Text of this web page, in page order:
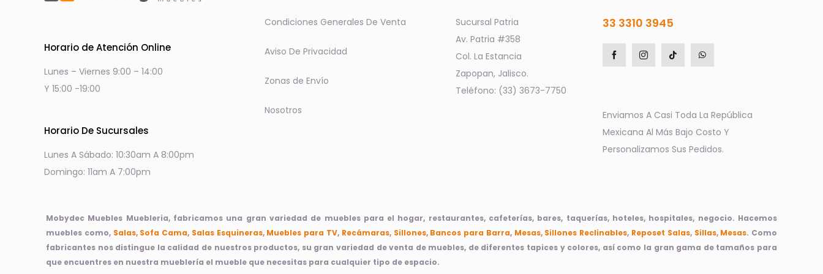
Horario de Atención Online
Lunes – Viernes 9:00 – 14:00
Y 15:00 -19:00
Horario De Sucursales
Lunes A Sábado: 10:30am A 8:00pm
Domingo: 11am A 7:00pm
Condiciones Generales De Venta
Aviso De Privacidad
Zonas de Envío
Nosotros
Sucursal Patria
Av. Patria #358
Col. La Estancia
Zapopan, Jalisco.
Teléfono: (33) 3673-7750
33 3310 3945
Enviamos A Casi Toda La República
Mexicana Al Más Bajo Costo Y
Personalizamos Sus Pedidos.
Mobydec Muebles Muebleria, fabricamos una gran variedad de muebles para el hogar, restaurantes, cafeterías, bares, taquerías, hoteles, hospitales, negocio. Hacemos
muebles como, Salas, Sofa Cama, Salas Esquineras, Muebles para TV, Recámaras, Sillones, Bancos para Barra, Mesas, Sillones Reclinables, Reposet Salas, Sillas, Mesas. Como
fabricantes nos distingue la calidad de nuestros productos, su gran variedad de venta de muebles, de diferentes tapices y colores, así como la gran gama de tamaños para
que encuentres en nuestra mueblería el mueble que necesitas para cualquier tipo de espacio.